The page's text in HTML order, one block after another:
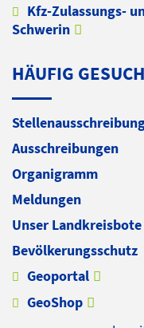
Kfz-Zulassungs-
Schwerin
HÄUFIG
Ausschreibungen
Organigramm
Meldungen
Unser Landkreisbote
Bevölkerungsschutz
Geoportal
GeoShop